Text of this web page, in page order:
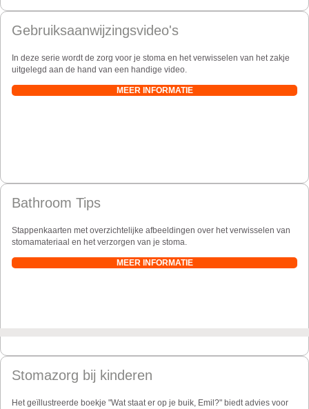
Gebruiksaanwijzingsvideo's
In deze serie wordt de zorg voor je stoma en het verwisselen van het zakje
uitgelegd aan de hand van een handige video.
MEER INFORMATIE
Bathroom Tips
Stappenkaarten met overzichtelijke afbeeldingen over het verwisselen van
stomamateriaal en het verzorgen van je stoma.
MEER INFORMATIE
Stomazorg bij kinderen
Het geïllustreerde boekje "Wat staat er op je buik, Emil?" biedt advies voor